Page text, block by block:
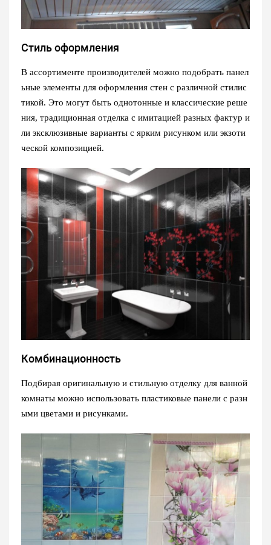
Стиль оформления
В ассортименте производителей можно подобрать панел
ьные элементы для оформления стен с различной стилис
тикой. Это могут быть однотонные и классические реше
ния, традиционная отделка с имитацией разных фактур и
ли эксклюзивные варианты с ярким рисунком или экзоти
ческой композицией.
Комбинационность
Подбирая оригинальную и стильную отделку для ванной
комнаты можно использовать пластиковые панели с разн
ыми цветами и рисунками.